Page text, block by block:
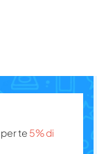
te 5% di